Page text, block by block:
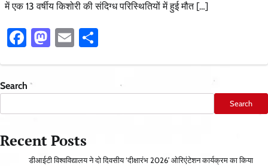
में एक 13 वर्षीय किशोरी की संदिग्ध परिस्थितियों में हुई मौत […]
Facebook
Mastodon
Email
Search
Search
Recent Posts
डीआईटी विश्वविद्यालय ने दो दिवसीय ‘दीक्षारंभ 2026’ ओरिएंटेशन कार्यक्रम का किया